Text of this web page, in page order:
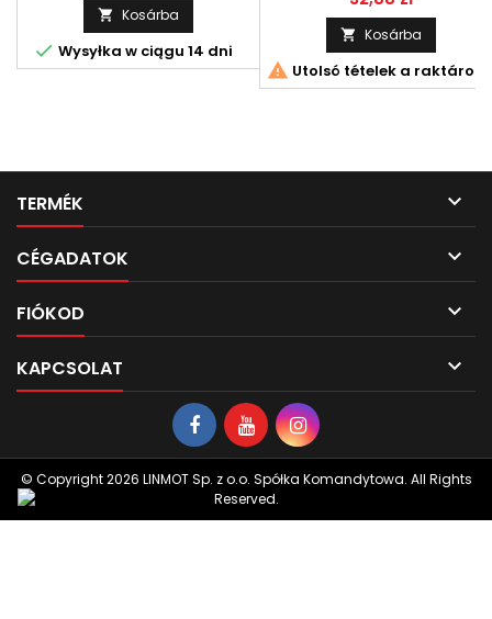
 Kosárba
 Wysyłka w ciągu 14 dni
 Kosárba
 Utolsó tételek a raktáron
TERMÉK 
CÉGADATOK 
FIÓKOD 
KAPCSOLAT 
© Copyright 2026 LINMOT Sp. z o.o. Spółka Komandytowa. All Rights
Reserved.